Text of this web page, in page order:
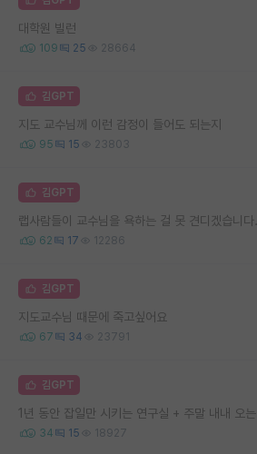
대학원 빌런
109 25 28664
김GPT
지도 교수님께 이런 감정이 들어도 되는지
95 15 23803
김GPT
랩사람들이 교수님을 욕하는 걸 못 견디겠습니다.
62 17 12286
김GPT
지도교수님 때문에 죽고싶어요
67 34 23791
김GPT
34 15 18927